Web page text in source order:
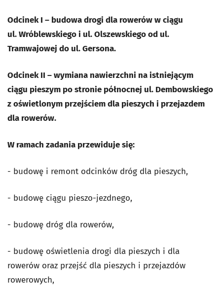
Odcinek I – budowa drogi dla rowerów w ciągu
ul. Wróblewskiego i ul. Olszewskiego od ul.
Tramwajowej do ul. Gersona.
Odcinek II – wymiana nawierzchni na istniejącym
ciągu pieszym po stronie północnej ul. Dembowskiego
z oświetlonym przejściem dla pieszych i przejazdem
dla rowerów.
W ramach zadania przewiduje się:
- budowę i remont odcinków dróg dla pieszych,
- budowę ciągu pieszo-jezdnego,
- budowę dróg dla rowerów,
- budowę oświetlenia drogi dla pieszych i dla
rowerów oraz przejść dla pieszych i przejazdów
rowerowych,